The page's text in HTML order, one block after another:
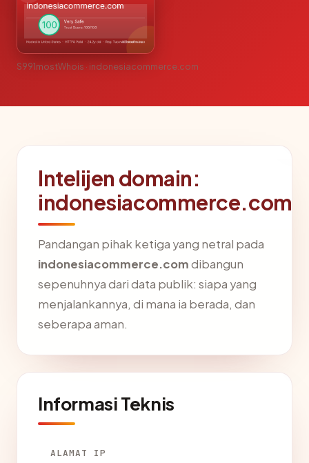
S991mostWhois · indonesiacommerce.com
Intelijen domain:
indonesiacommerce.com
Pandangan pihak ketiga yang netral pada
indonesiacommerce.comdibangun
sepenuhnya dari data publik: siapa yang
menjalankannya, di mana ia berada, dan
seberapa aman.
Informasi Teknis
ALAMAT IP